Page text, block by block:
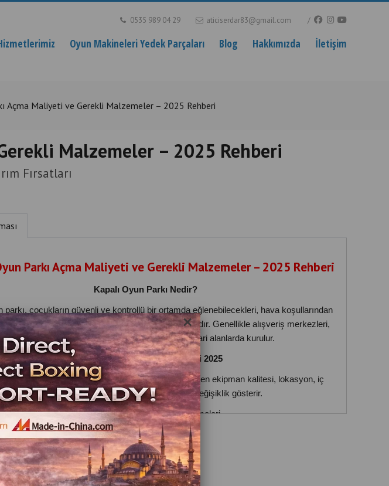
×
0535 989 04 29 aticiserdar83@gmail.com
Oyun Makineleri Yedek Parçaları Blog Hakkımızda İletişim
Açma Maliyeti ve Gerekli Malzemeler – 2025 Rehberi
Malzemeler – 2025 Rehberi
Fırsatları
Parkı Açma Maliyeti ve Gerekli Malzemeler – 2025 Rehberi
Kapalı Oyun Parkı Nedir?
parkı, çocukların güvenli ve kontrollü bir ortamda eğlenebilecekleri, hava koşullarından
şekilde faaliyet gösteren, eğlence ve aktivite alanıdır. Genellikle alışveriş merkezleri,
şehir merkezleri, okul çevreleri veya semt içi ticari alanlarda kurulur.
Kapalı Oyun Parkı Açma Maliyeti 2025
alanı açmak için maliyetler; alan büyüklüğü, seçilen ekipman kalitesi, lokasyon, iç
tasarım ve işçilik gibi unsurlara bağlı olarak değişiklik gösterir.
Gerekli Kapalı Oyun Parkı Malzemeleri
Kapalı oyun parkında kullanılabilecek bazı temel ekipmanlar:
Top Havuzu
Trambolin Alanı